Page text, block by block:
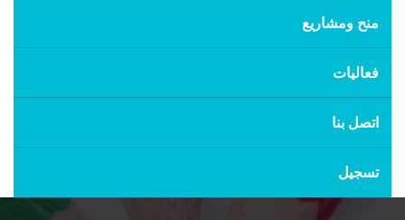
منح ومشاريع
فعاليات
اتصل بنا
تسجيل